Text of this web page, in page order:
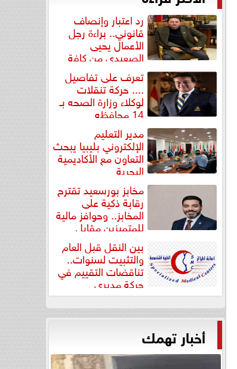
رد اعتبار وإنصاف
قانوني.. براءة رجل
الأعمال يحيى
الصعيدي من كافة
التهم... تعرف على تفاصيل
.... حركة تنقلات
لوكلاء وزارة الصحه بـ
14 محافظه
مدير التعليم
الإلكتروني بليبيا يبحث
التعاون مع الأكاديمية
البحرية
مخابز بورسعيد تقترح
رقابة ذكية على
المخابز.. وحوافز مالية
للمتميزين مقابل
بين النقل قبل العام
والتثبيت لسنوات..
تناقضات التقييم في
حركة مديري
”مستشفيات...
أخبار تهمك